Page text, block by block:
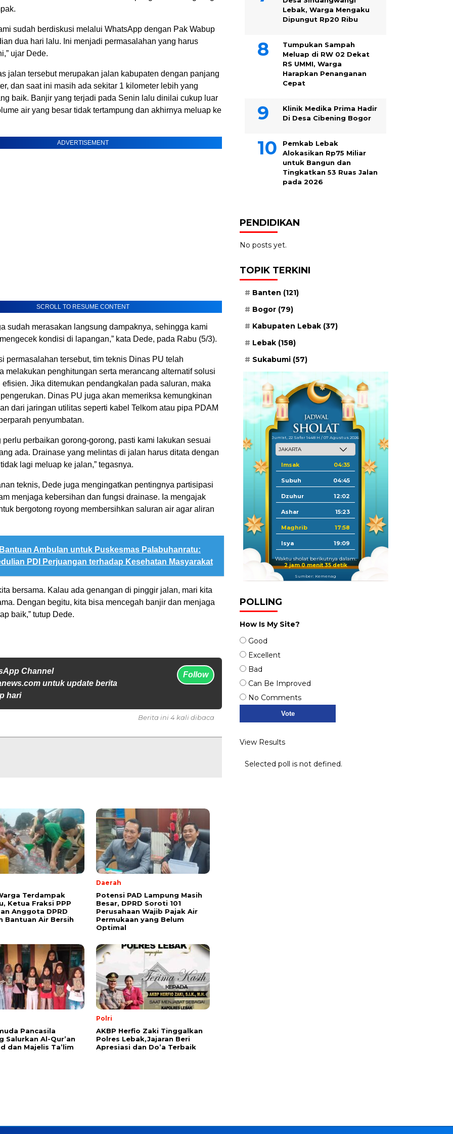
sudah berdiskusi melalui WhatsApp dengan Pak Wabup
dua hari lalu. Ini menjadi permasalahan yang harus
ujar Dede.
jalan tersebut merupakan jalan kabupaten dengan panjang
dan saat ini masih ada sekitar 1 kilometer lebih yang
baik. Banjir yang terjadi pada Senin lalu dinilai cukup luar
air yang besar tidak tertampung dan akhirnya meluap ke
ADVERTISEMENT
SCROLL TO RESUME CONTENT
sudah merasakan langsung dampaknya, sehingga kami
kondisi di lapangan,” kata Dede, pada Rabu (5/3).
permasalahan tersebut, tim teknis Dinas PU telah
melakukan penghitungan serta merancang alternatif solusi
efisien. Jika ditemukan pendangkalan pada saluran, maka
Dinas PU juga akan memeriksa kemungkinan
dari jaringan utilitas seperti kabel Telkom atau pipa PDAM
penyumbatan.
perlu perbaikan gorong-gorong, pasti kami lakukan sesuai
ada. Drainase yang melintas di jalan harus ditata dengan
lagi meluap ke jalan,” tegasnya.
teknis, Dede juga mengingatkan pentingnya partisipasi
menjaga kebersihan dan fungsi drainase. Ia mengajak
bergotong royong membersihkan saluran air agar aliran
Ambulan untuk Puskesmas Palabuhanratu:
PDI Perjuangan terhadap Kesehatan Masyarakat
bersama. Kalau ada genangan di pinggir jalan, mari kita
Dengan begitu, kita bisa mencegah banjir dan menjaga
baik,” tutup Dede.
Channel
untuk update berita
hari
Follow
Berita ini 4 kali dibaca
Terdampak
Ketua Fraksi PPP
Anggota DPRD
Bantuan Air Bersih
Daerah
Potensi PAD Lampung Masih
Besar, DPRD Soroti 101
Perusahaan Wajib Pajak Air
Permukaan yang Belum
Optimal
Pancasila
Salurkan Al-Qur’an
dan Majelis Ta’lim
Polri
AKBP Herfio Zaki Tinggalkan
Polres Lebak,Jajaran Beri
Apresiasi dan Do’a Terbaik
Lebak, Warga Mengaku
Dipungut Rp20 Ribu
Tumpukan Sampah
Meluap di RW 02 Dekat
RS UMMI, Warga
Harapkan Penanganan
Cepat
Klinik Medika Prima Hadir
Di Desa Cibening Bogor
Pemkab Lebak
Alokasikan Rp75 Miliar
untuk Bangun dan
Tingkatkan 53 Ruas Jalan
pada 2026
PENDIDIKAN
No posts yet.
TOPIK TERKINI
Banten (121)
Bogor (79)
Kabupaten Lebak (37)
Lebak (158)
Sukabumi (57)
Jum'at, 22 Safar 1448 H / 07 Agustus 2026
Imsak 04:35
Subuh 04:45
Dzuhur 12:02
Ashar 15:23
Maghrib 17:58
Isya 19:09
Waktu sholat berikutnya dalam:
2 jam 0 menit 33 detik
Sumber: Kemenag
POLLING
How Is My Site?
Good
Excellent
Bad
Can Be Improved
No Comments
View Results
Selected poll is not defined.